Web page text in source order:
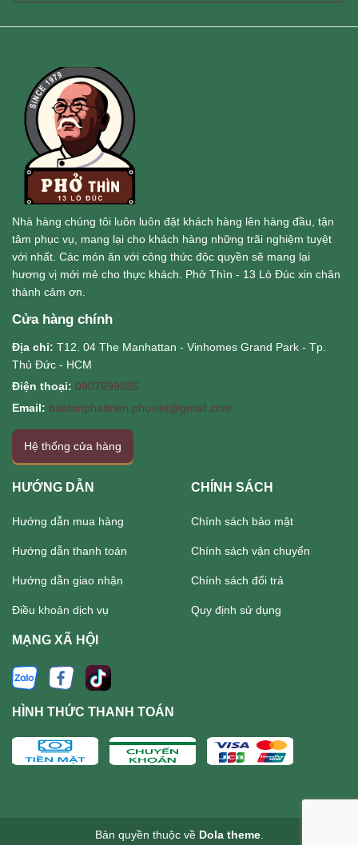
Nhà hàng chúng tôi luôn luôn đặt khách hàng lên hàng đầu, tận
tâm phục vụ, mang lại cho khách hàng những trãi nghiệm tuyệt
với nhất. Các món ăn với công thức độc quyền sẽ mang lại
hương vị mới mẻ cho thực khách. Phở Thìn - 13 Lò Đúc xin chân
thành cảm ơn.
Cửa hàng chính
Địa chỉ: T12. 04 The Manhattan - Vinhomes Grand Park - Tp.
Thủ Đức - HCM
Điện thoại: 0907699886
Email: baotonphattrien.phoviet@gmail.com
Hệ thống cửa hàng
HƯỚNG DẪN
Hướng dẫn mua hàng
Hướng dẫn thanh toán
Hướng dẫn giao nhận
Điều khoản dịch vụ
CHÍNH SÁCH
Chính sách bảo mật
Chính sách vận chuyển
Chính sách đổi trả
Quy định sử dụng
MẠNG XÃ HỘI
HÌNH THỨC THANH TOÁN
Bản quyền thuộc về Dola theme.